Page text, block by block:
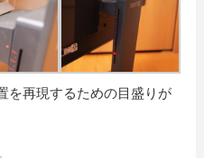
を再現するための目盛りが